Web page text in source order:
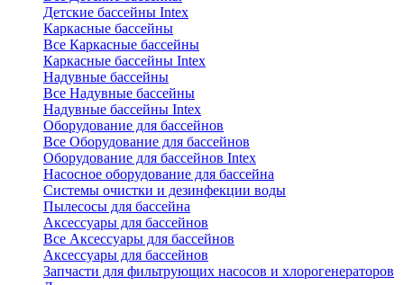
Детские бассейны Intex
Каркасные бассейны
Все Каркасные бассейны
Каркасные бассейны Intex
Надувные бассейны
Все Надувные бассейны
Надувные бассейны Intex
Оборудование для бассейнов
Все Оборудование для бассейнов
Оборудование для бассейнов Intex
Насосное оборудование для бассейна
Системы очистки и дезинфекции воды
Пылесосы для бассейна
Аксессуары для бассейнов
Все Аксессуары для бассейнов
Аксессуары для бассейнов
Запчасти для фильтрующих насосов и хлорогенераторов